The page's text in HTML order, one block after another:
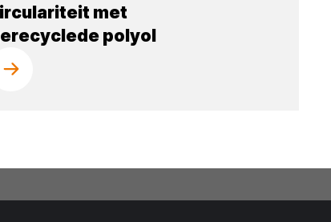
met
polyol